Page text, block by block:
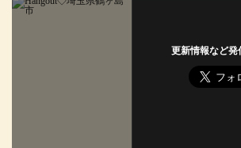
更新情報など発